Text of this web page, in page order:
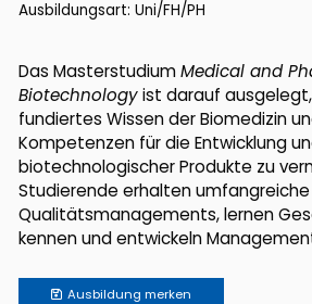
Ausbildungsart: Uni/FH/PH
Das MasterstudiumMedical and
Biotechnologyist darauf
fundiertes Wissen der Biomedizin
Kompetenzen für die Entwicklung
biotechnologischer Produkte zu
Studierende erhalten
Qualitätsmanagements, lernen
kennen und entwickeln
Ausbildung merken